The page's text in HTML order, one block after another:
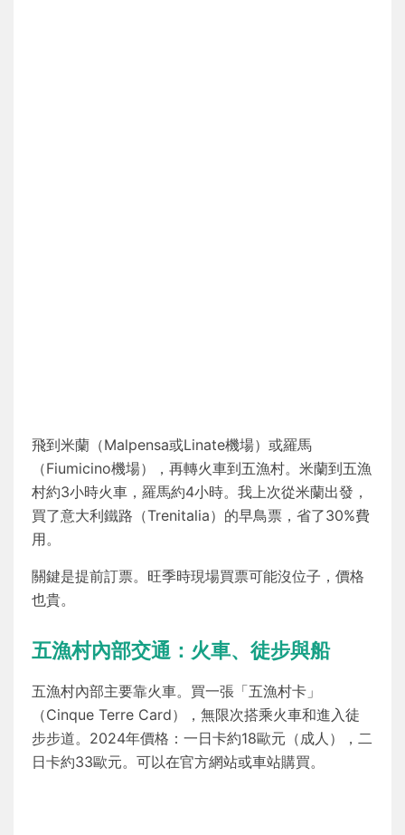
飛到米蘭（Malpensa或Linate機場）或羅馬
（Fiumicino機場），再轉火車到五漁村。米蘭到五漁
村約3小時火車，羅馬約4小時。我上次從米蘭出發，
買了意大利鐵路（Trenitalia）的早鳥票，省了30%費
用。
關鍵是提前訂票。旺季時現場買票可能沒位子，價格
也貴。
五漁村內部交通：火車、徒步與船
五漁村內部主要靠火車。買一張「五漁村卡」
（Cinque Terre Card），無限次搭乘火車和進入徒
步步道。2024年價格：一日卡約18歐元（成人），二
日卡約33歐元。可以在官方網站或車站購買。